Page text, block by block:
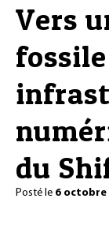
Vers
du
Posté le 6 octobre